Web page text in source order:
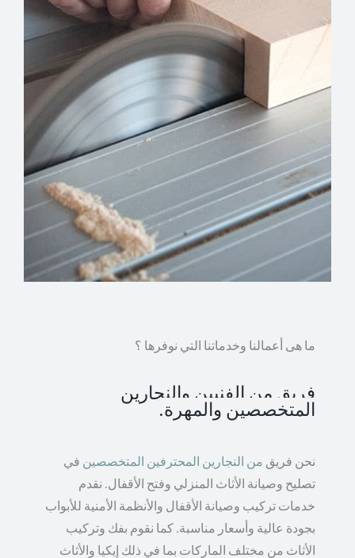
ما هى أعمالنا وخدماتنا التي نوفرها ؟
فريق من الفنيين والنجارين
المتخصصين والمهرة.
نحن فريق من النجارين المحترفين المتخصصين في
تصليح وصيانة الأثاث المنزلي وفتح الأقفال. نقدم
خدمات تركيب وصيانة الأقفال والأنظمة الأمنية للأبواب
بجودة عالية وأسعار مناسبة. كما نقوم بفك وتركيب
الأثاث من مختلف الماركات بما في ذلك إيكيا والأثاث